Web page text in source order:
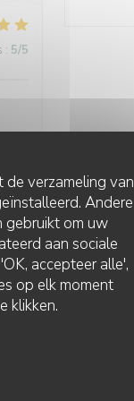
verzameling van
Andere
gebruikt om uw
aan sociale
accepteer alle',
op elk moment
klikken.
: 5/5
5